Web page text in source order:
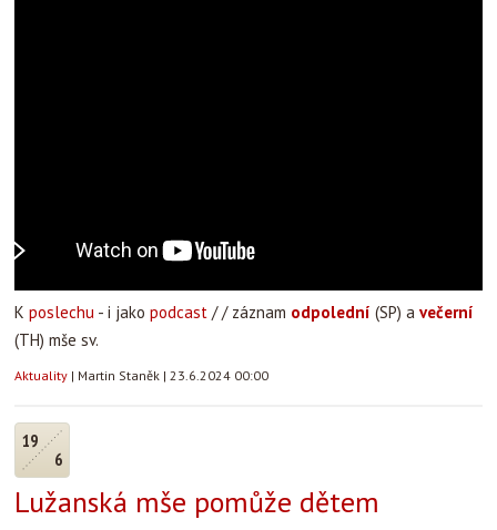
K poslechu - i jako podcast / / záznam odpolední (SP) a večerní
(TH) mše sv.
Aktuality | Martin Staněk | 23.6.2024 00:00
19
6
Lužanská mše pomůže dětem